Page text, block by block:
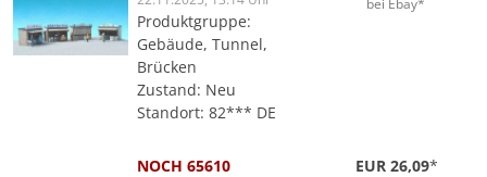
Produktgruppe:
Gebäude, Tunnel,
Brücken
Zustand: Neu
Standort: 82*** DE
NOCH 65610
EUR 26,09*